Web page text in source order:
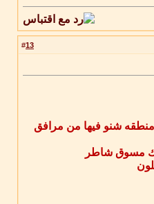
13
منطقه شنو فيها من مرافق
مسوق شاطر